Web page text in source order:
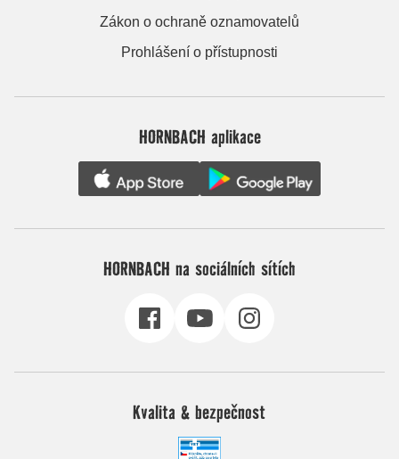
Zákon o ochraně oznamovatelů
Prohlášení o přístupnosti
HORNBACH aplikace
HORNBACH na sociálních sítích
Kvalita & bezpečnost